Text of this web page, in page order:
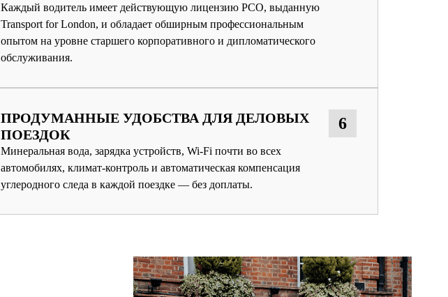
Каждый водитель имеет действующую лицензию PCO, выданную
Transport for London, и обладает обширным профессиональным
опытом на уровне старшего корпоративного и дипломатического
обслуживания.
ПРОДУМАННЫЕ УДОБСТВА ДЛЯ ДЕЛОВЫХ
ПОЕЗДОК
Минеральная вода, зарядка устройств, Wi‑Fi почти во всех
автомобилях, климат-контроль и автоматическая компенсация
углеродного следа в каждой поездке — без доплаты.
6